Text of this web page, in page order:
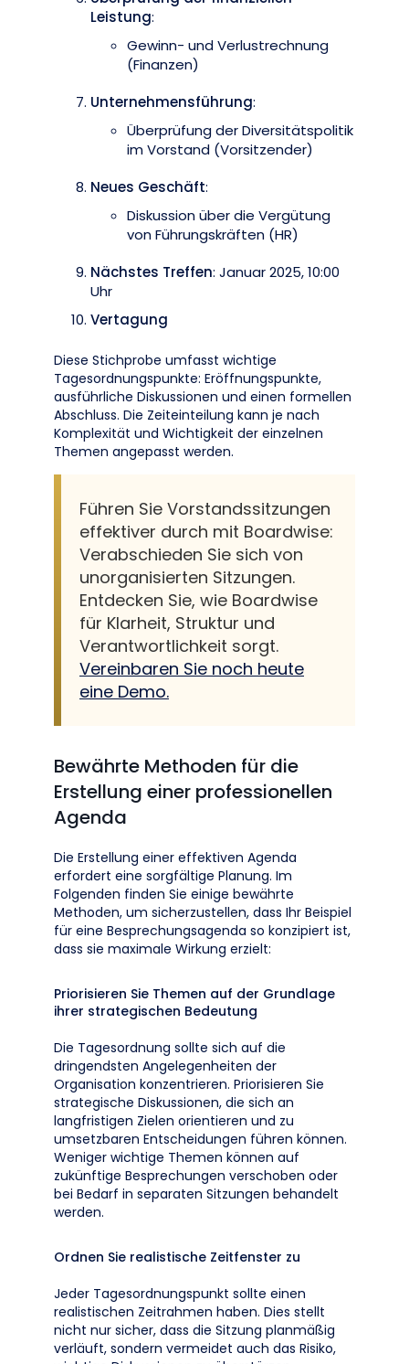
Leistung:
Gewinn- und Verlustrechnung
(Finanzen)
Unternehmensführung:
Überprüfung der Diversitätspolitik
im Vorstand (Vorsitzender)
Neues Geschäft:
Diskussion über die Vergütung
von Führungskräften (HR)
Nächstes Treffen: Januar 2025, 10:00
Uhr
Vertagung
Diese Stichprobe umfasst wichtige
Tagesordnungspunkte: Eröffnungspunkte,
ausführliche Diskussionen und einen formellen
Abschluss. Die Zeiteinteilung kann je nach
Komplexität und Wichtigkeit der einzelnen
Themen angepasst werden.
Führen Sie Vorstandssitzungen
effektiver durch mit Boardwise:
Verabschieden Sie sich von
unorganisierten Sitzungen.
Entdecken Sie, wie Boardwise
für Klarheit, Struktur und
Verantwortlichkeit sorgt.
Vereinbaren Sie noch heute
eine Demo.
Bewährte Methoden für die
Erstellung einer professionellen
Agenda
Die Erstellung einer effektiven Agenda
erfordert eine sorgfältige Planung. Im
Folgenden finden Sie einige bewährte
Methoden, um sicherzustellen, dass Ihr Beispiel
für eine Besprechungsagenda so konzipiert ist,
dass sie maximale Wirkung erzielt:
Priorisieren Sie Themen auf der Grundlage
ihrer strategischen Bedeutung
Die Tagesordnung sollte sich auf die
dringendsten Angelegenheiten der
Organisation konzentrieren. Priorisieren Sie
strategische Diskussionen, die sich an
langfristigen Zielen orientieren und zu
umsetzbaren Entscheidungen führen können.
Weniger wichtige Themen können auf
zukünftige Besprechungen verschoben oder
bei Bedarf in separaten Sitzungen behandelt
werden.
Ordnen Sie realistische Zeitfenster zu
Jeder Tagesordnungspunkt sollte einen
realistischen Zeitrahmen haben. Dies stellt
nicht nur sicher, dass die Sitzung planmäßig
verläuft, sondern vermeidet auch das Risiko,